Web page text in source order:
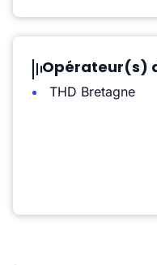
Opérateur(s)
THD Bretagne